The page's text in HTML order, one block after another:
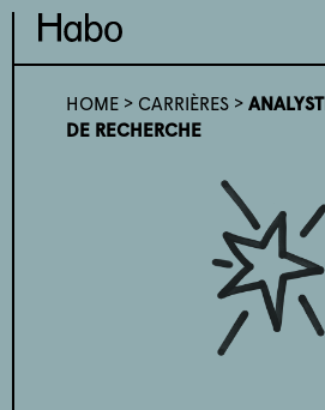
HOME> CARRIÈRES>
DE RECHERCHE